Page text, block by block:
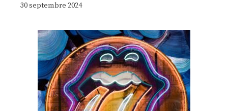
30 septembre 2024